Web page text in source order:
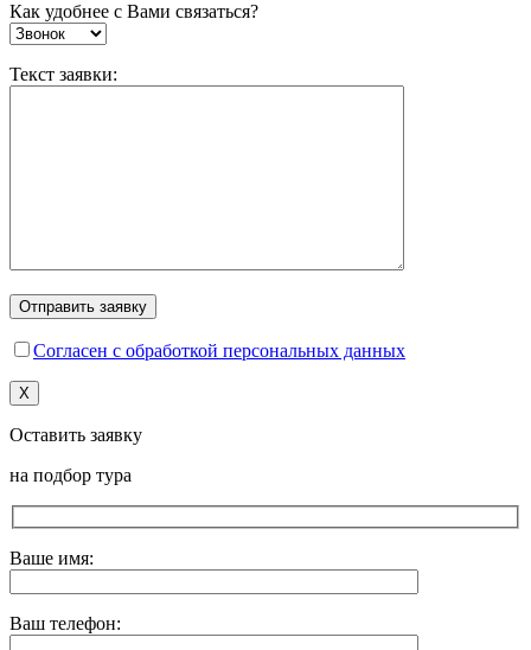
Как удобнее с Вами связаться?
Текст заявки:
Согласен с обработкой персональных данных
X
Оставить заявку
на подбор тура
Ваше имя:
Ваш телефон: